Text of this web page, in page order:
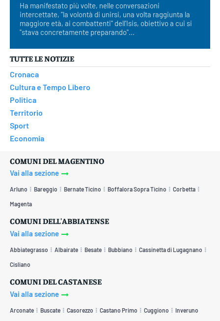
Ha manifestato più volte, nelle conversazioni
intercettate, "la volontà di unirsi, una volta raggiunta la
maggiore età, ai combattenti" dell'Isis, obiettivo a cui si
"stava concretamente preparando"...
TUTTE LE NOTIZIE
Cronaca
Cultura e Tempo Libero
Politica
Territorio
Sport
Economia
COMUNI DEL MAGENTINO
Vai alla sezione
Arluno Bareggio Bernate Ticino Boffalora Sopra Ticino Corbetta
Magenta
COMUNI DELL'ABBIATENSE
Vai alla sezione
Abbiategrasso Albairate Besate Bubbiano Cassinetta di Lugagnano
Cisliano
COMUNI DEL CASTANESE
Vai alla sezione
Arconate Buscate Casorezzo Castano Primo Cuggiono Inveruno